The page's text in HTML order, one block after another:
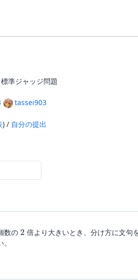
準ジャッジ問題
tassei903
) / 自分の提出
数の 2
2 倍より大きいとき、分け方に文句